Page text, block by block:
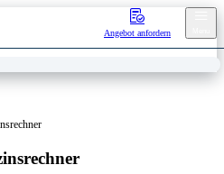
Angebot anfordern